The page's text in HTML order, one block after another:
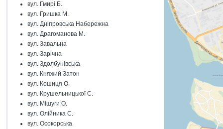
вул. Гмирі Б.
вул. Гришка М.
вул. Дніпровська Набережна
вул. Драгоманова М.
вул. Завальна
вул. Зарічна
вул. Здолбунівська
вул. Княжий Затон
вул. Кошиця О.
вул. Крушельницької С.
вул. Мішуги О.
вул. Олійника С.
вул. Осокорська